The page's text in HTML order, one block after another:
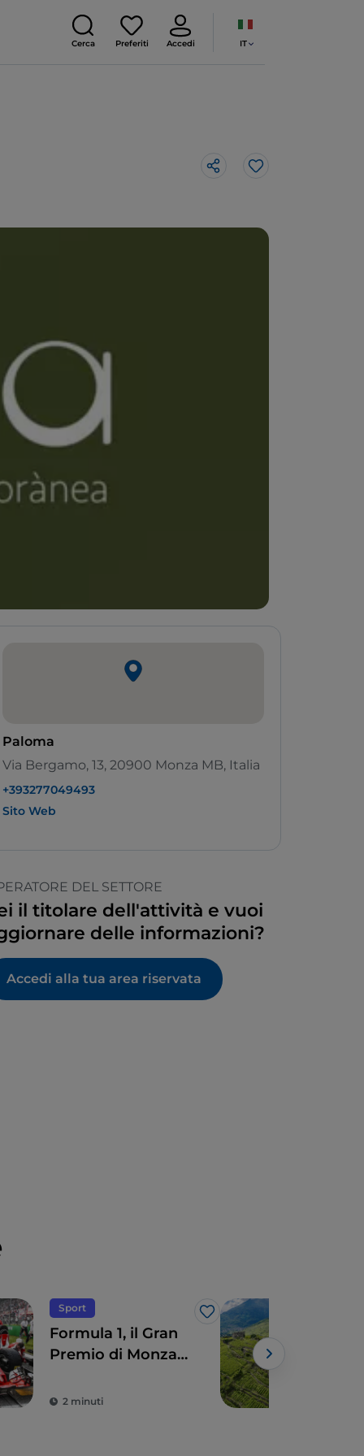
Cerca Preferiti Accedi IT
Like
Paloma
Via Bergamo, 13, 20900 Monza MB, Italia
+393277049493
Sito Web
DEL SETTORE
il titolare dell'attività e vuoi
delle informazioni?
Accedi alla tua area riservata
Sport
Like
Formula 1, il Gran
Premio di Monza
corsa
2 minuti